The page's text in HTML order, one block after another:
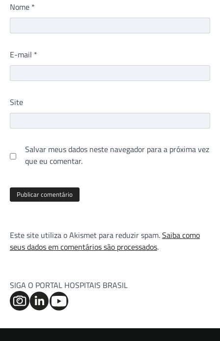
Nome *
E-mail *
Site
Salvar meus dados neste navegador para a próxima vez
que eu comentar.
Este site utiliza o Akismet para reduzir spam.Saiba como
seus dados em comentários são processados.
SIGA O PORTAL HOSPITAIS BRASIL